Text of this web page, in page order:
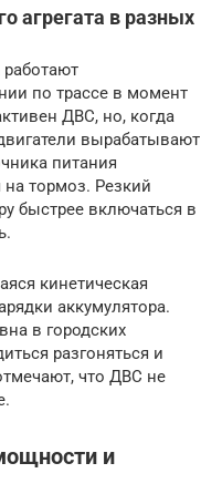
агрегата в разных
по трассе в момент
ДВС, но, когда
вырабатывают
питания
тормоз. Резкий
быстрее включаться в
кинетическая
аккумулятора.
в городских
разгоняться и
что ДВС не
и